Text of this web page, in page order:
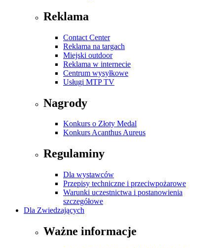
Reklama
Contact Center
Reklama na targach
Miejski outdoor
Reklama w internecie
Centrum wysyłkowe
Usługi MTP TV
Nagrody
Konkurs o Złoty Medal
Konkurs Acanthus Aureus
Regulaminy
Dla wystawców
Przepisy techniczne i przeciwpożarowe
Warunki uczestnictwa i postanowienia
szczegółowe
Dla Zwiedzających
Ważne informacje